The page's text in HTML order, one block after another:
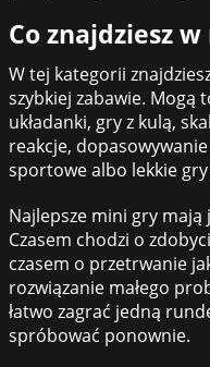
Co znajdziesz
W tej kategorii
szybkiej zabawie. Mogą
układanki, gry z kulą,
reakcje,
sportowe albo lekkie
Najlepsze mini gry
Czasem chodzi o
czasem o przetrwanie
rozwiązanie małego
łatwo zagrać jedną
spróbować ponownie.